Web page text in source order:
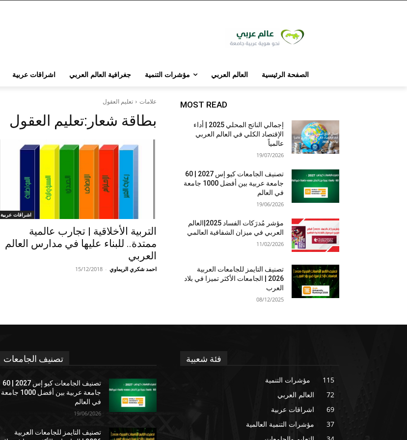
الصفحة الرئيسية العالم العربي مؤشرات التنمية جغرافية العالم العربي اشراقات عربية
علامات تعليم العقول
بطاقة شعار:تعليم العقول
اشراقات عربية
التربية الأخلاقية | تجارب عالمية
ممتدة.. للبناء عليها في مدارس العالم
العربي
احمد شكري الريماوي -
15/12/2018
MOST READ
إجمالي الناتج المحلي 2025 | أداء
الإقتصاد الكلي في العالم العربي
عالمياً
19/07/2026
تصنيف الجامعات كيو إس 2027 | 60
جامعة عربية بين أفضل 1000 جامعة
في العالم
19/06/2026
مؤشر مُدرَكات الفساد 2025|العالم
العربي في ميزان الشفافية العالمي
11/02/2026
تصنيف التايمز للجامعات العربية
2026 | الجامعات الأكثر تميزا في بلاد
العرب
08/12/2025
تصنيف الجامعات
تصنيف الجامعات كيو إس 2027 | 60
جامعة عربية بين أفضل 1000 جامعة
في العالم
19/06/2026
تصنيف التايمز للجامعات العربية
فئة شعبية
مؤشرات التنمية
115
العالم العربي
72
اشراقات عربية
69
مؤشرات التنمية العالمية
37